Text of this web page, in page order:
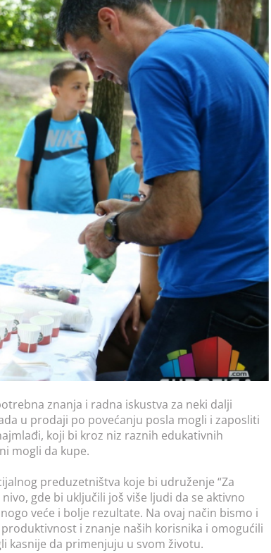
znanja i radna iskustva za neki dalji
u prodaji po povećanju posla mogli i zaposliti
koji bi kroz niz raznih edukativnih
mogli da kupe.
preduzetništva koje bi udruženje “Za
gde bi uključili još više ljudi da se aktivno
veće i bolje rezultate. Na ovaj način bismo i
i znanje naših korisnika i omogućili
kasnije da primenjuju u svom životu.